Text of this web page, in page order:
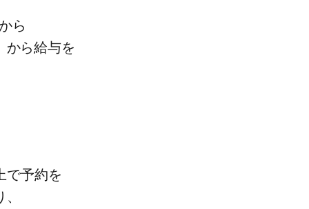
ら​
から​給与を​
で​予約を​